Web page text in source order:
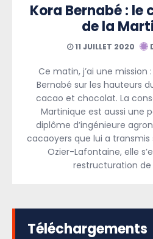
Kora Bernabé : le
de la
11 JUILLET 2020
Ce matin, j’ai une mission
Bernabé sur les hauteurs
cacao et chocolat. La
Martinique est aussi une
diplôme d’ingénieure
cacaoyers que lui a
Ozier-Lafontaine, elle
restructuration de
Téléchargements